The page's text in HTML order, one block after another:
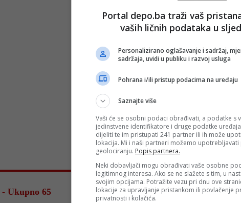
Ukupno 65
Portal depo.ba traži vaš
vaših ličnih podataka u
Personalizirano oglašavanje i sadržaj,
sadržaja, uvidi u publiku i razvoj usluga
Pohrana i/ili pristup podacima na uređaju
Saznajte više
Vaši će se osobni podaci obrađivati, a podatke s
jedinstvene identifikatore i druge podatke
dijeliti te im pristupati 241 partner ili ih može
lokacija. Mi i naši partneri možemo
geolociranju. Popis partnera.
Neki dobavljači mogu obrađivati vaše osobne
legitimnog interesa. Ako se ne slažete s tim, u
svojim opcijama. Potražite vezu pri dnu ove
lokacije za upravljanje pristankom ili povlačenje
privatnosti i kolačića.